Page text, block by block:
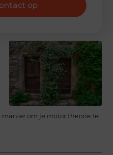
manier om je motor theorie te
op